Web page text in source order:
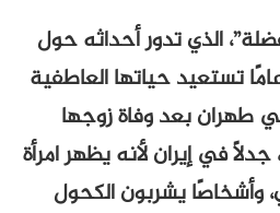
الذي تدور أحداثه حول
تبلغ من العمر 70 عامًا تستعيد حياتها العاطفية
طهران بعد وفاة زوجها
جدلًا في إيران لأنه يظهر امرأة
وأشخاصًا يشربون الكحول